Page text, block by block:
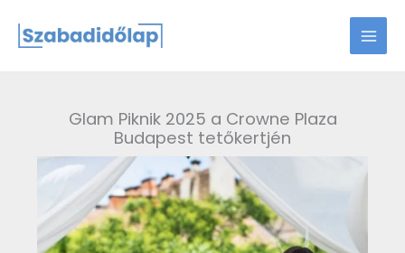
content
Glam Piknik 2025 a Crowne Plaza
Budapest tetőkertjén